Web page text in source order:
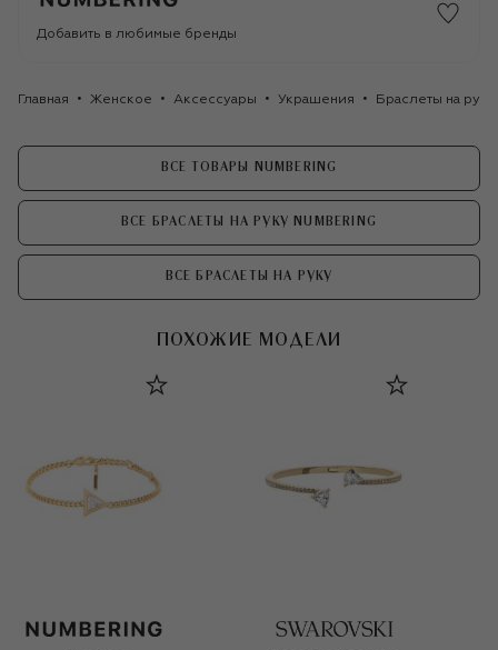
Добавить в любимые бренды
Главная Женское Аксессуары Украшения Браслеты на руку
ВСЕ ТОВАРЫ NUMBERING
ВСЕ БРАСЛЕТЫ НА РУКУ NUMBERING
ВСЕ БРАСЛЕТЫ НА РУКУ
ПОХОЖИЕ МОДЕЛИ